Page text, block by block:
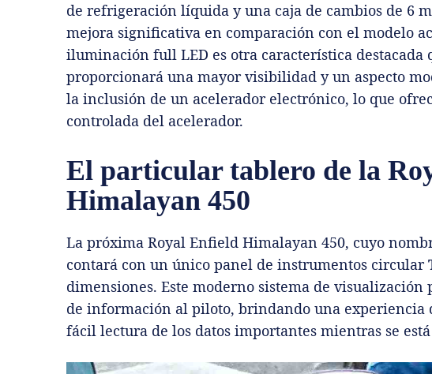
de refrigeración líquida y una caja de cambios de 6
mejora significativa en comparación con el modelo
iluminación full LED es otra característica destacada
proporcionará una mayor visibilidad y un aspecto
la inclusión de un acelerador electrónico, lo que
controlada del acelerador.
El particular tablero de la
Himalayan 450
La próxima Royal Enfield Himalayan 450, cuyo
contará con un único panel de instrumentos circular
dimensiones. Este moderno sistema de
de información al piloto, brindando una experiencia
fácil lectura de los datos importantes mientras se